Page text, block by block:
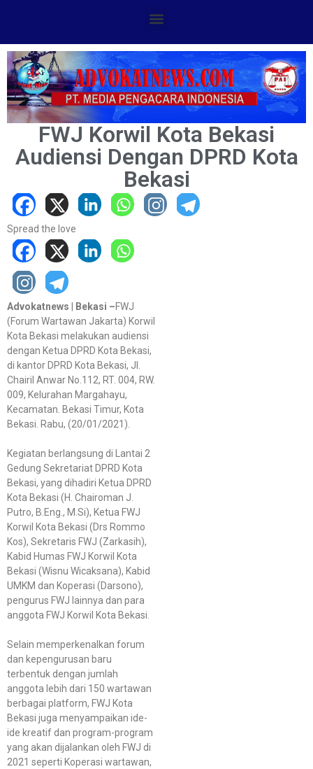
FWJ Korwil Kota Bekasi
Audiensi Dengan DPRD Kota
Bekasi
Spread the love
Advokatnews Bekasi –FWJ
(Forum Wartawan Jakarta) Korwil
Kota Bekasi melakukan audiensi
dengan Ketua DPRD Kota Bekasi,
di kantor DPRD Kota Bekasi, Jl.
Chairil Anwar No.112, RT. 004, RW.
009, Kelurahan Margahayu,
Kecamatan. Bekasi Timur, Kota
Bekasi. Rabu, (20/01/2021).
Kegiatan berlangsung di Lantai 2
Gedung Sekretariat DPRD Kota
Bekasi, yang dihadiri Ketua DPRD
Kota Bekasi (H. Chairoman J.
Putro, B.Eng., M.Si), Ketua FWJ
Korwil Kota Bekasi (Drs Rommo
Kos), Sekretaris FWJ (Zarkasih),
Kabid Humas FWJ Korwil Kota
Bekasi (Wisnu Wicaksana), Kabid
UMKM dan Koperasi (Darsono),
pengurus FWJ lainnya dan para
anggota FWJ Korwil Kota Bekasi.
Selain memperkenalkan forum
dan kepengurusan baru
terbentuk dengan jumlah
anggota lebih dari 150 wartawan
berbagai platform, FWJ Kota
Bekasi juga menyampaikan ide-
ide kreatif dan program-program
yang akan dijalankan oleh FWJ di
2021 seperti Koperasi wartawan,